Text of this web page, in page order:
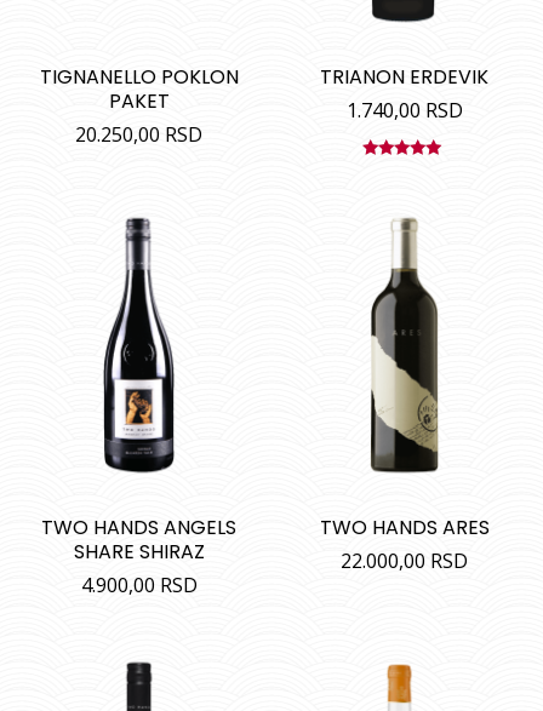
TIGNANELLO POKLON
PAKET
20.250,00 RSD
TRIANON ERDEVIK
1.740,00 RSD
TWO HANDS ANGELS
SHARE SHIRAZ
4.900,00 RSD
TWO HANDS ARES
22.000,00 RSD